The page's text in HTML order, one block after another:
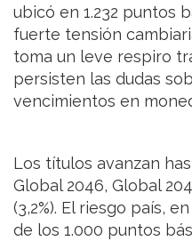
ubicó en 1.232 puntos
fuerte tensión
toma un leve respiro
persisten las dudas
vencimientos en
Los títulos avanzan
Global 2046, Global
(3,2%). El riesgo país,
de los 1.000 puntos